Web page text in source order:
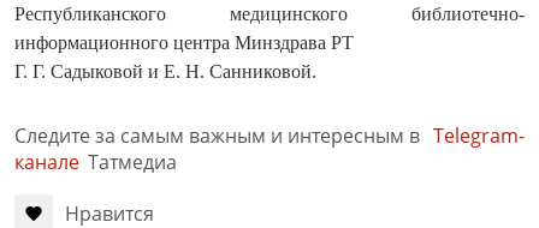
Республиканского медицинского библиотечно-
информационного центра Минздрава РТ
Г. Г. Садыковой и Е. Н. Санниковой.
Следите за самым важным и интересным в Telegram-
канале Татмедиа
Нравится